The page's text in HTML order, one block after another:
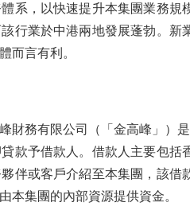
系，以快速提升本集團業務規
行業於中港兩地發展蓬勃。新
而言有利 。
財務有限公司（「金高峰」）
款予借款人。借款人主要包括
伴或客戶介紹至本集團，該借
本集團的內部資源提供資金。